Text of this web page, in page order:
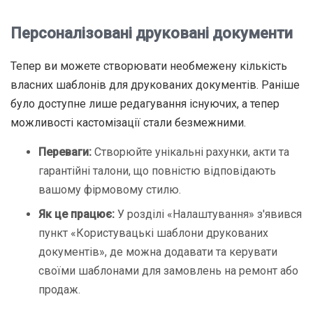
Персоналізовані друковані документи
Тепер ви можете створювати необмежену кількість
власних шаблонів для друкованих документів. Раніше
було доступне лише редагування існуючих, а тепер
можливості кастомізації стали безмежними.
Переваги: Створюйте унікальні рахунки, акти та
гарантійні талони, що повністю відповідають
вашому фірмовому стилю.
Як це працює: У розділі «Налаштування» з'явився
пункт «Користувацькі шаблони друкованих
документів», де можна додавати та керувати
своїми шаблонами для замовлень на ремонт або
продаж.